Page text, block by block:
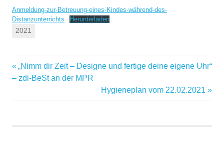
Anmeldung-zur-Betreuung-eines-Kindes-während-des-
Distanzunterrichts
Herunterladen
2021
Beitragsnavigation
Vorheriger
Beitrag:
„Nimm dir Zeit – Designe und fertige deine eigene Uhr“
– zdi-BeSt an der MPR
Nächster
Beitrag:
Hygieneplan vom 22.02.2021